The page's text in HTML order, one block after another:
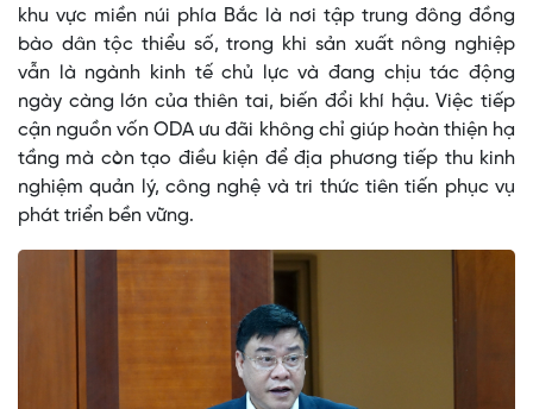
khu vực miền núi phía Bắc là nơi tập trung đông đồng
bào dân tộc thiểu số, trong khi sản xuất nông nghiệp
vẫn là ngành kinh tế chủ lực và đang chịu tác động
ngày càng lớn của thiên tai, biến đổi khí hậu. Việc tiếp
cận nguồn vốn ODA ưu đãi không chỉ giúp hoàn thiện hạ
tầng mà còn tạo điều kiện để địa phương tiếp thu kinh
nghiệm quản lý, công nghệ và tri thức tiên tiến phục vụ
phát triển bền vững.